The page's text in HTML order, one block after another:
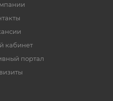
кабинет
портал